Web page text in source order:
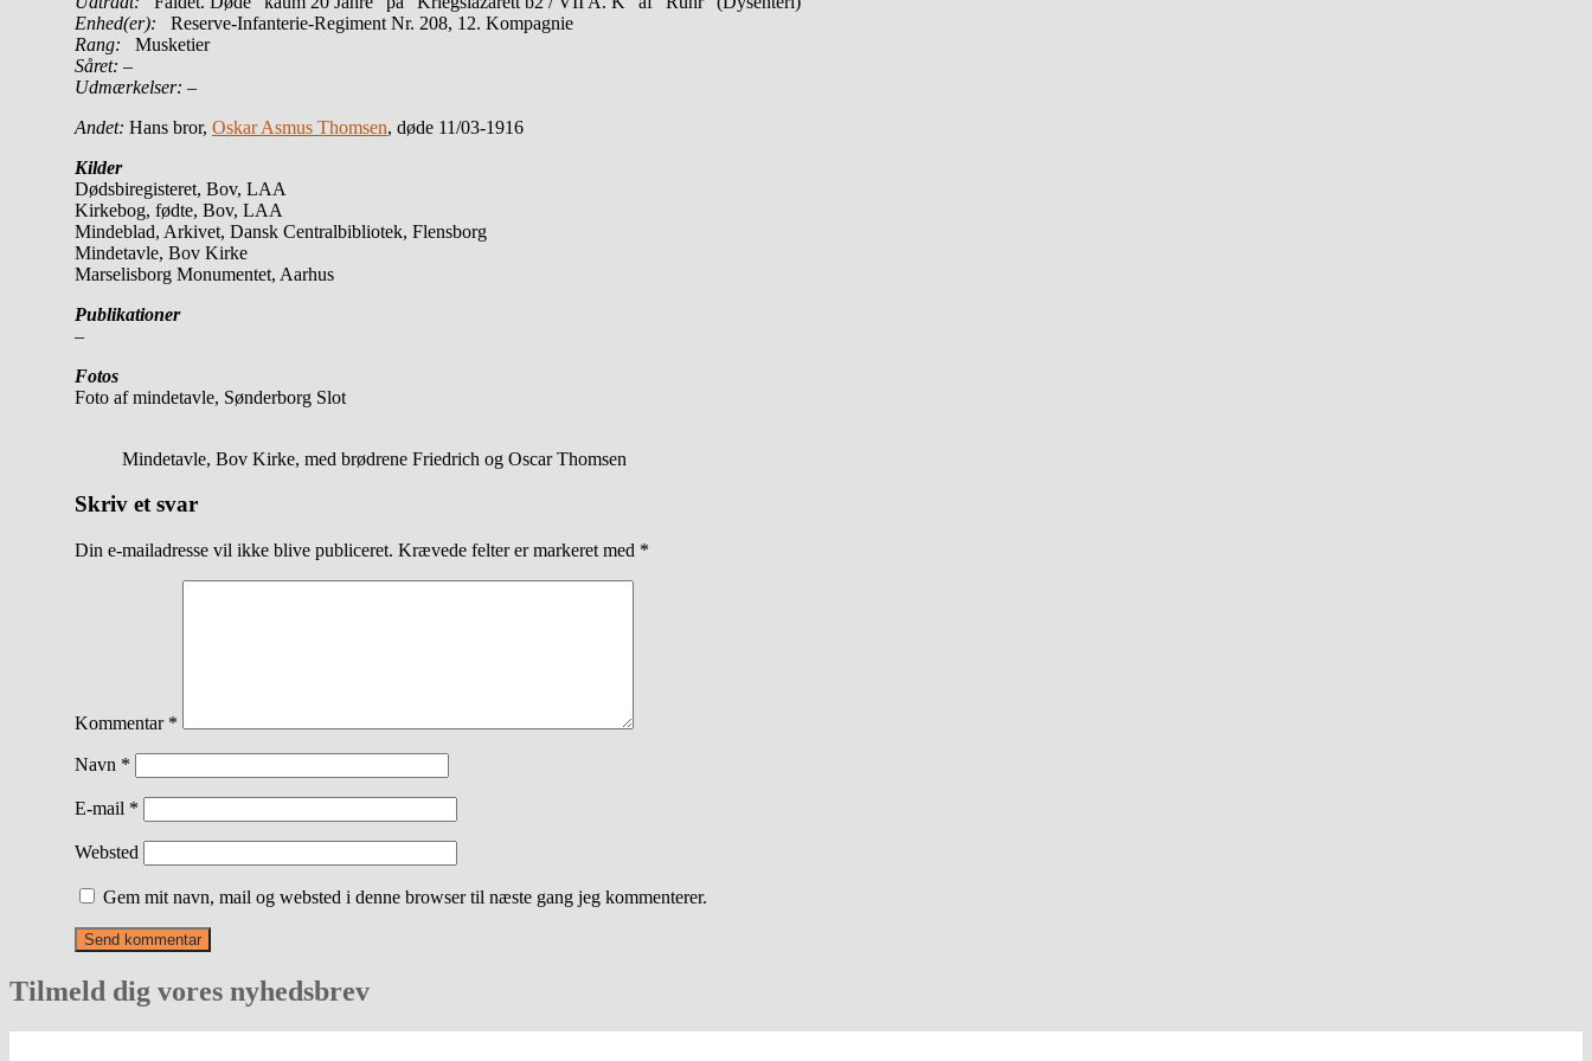
Enhed(er): Reserve-Infanterie-Regiment Nr. 208, 12. Kompagnie
Rang: Musketier
Såret: –
Udmærkelser: –
Andet: Hans bror, Oskar Asmus Thomsen, døde 11/03-1916
Kilder
Dødsbiregisteret, Bov, LAA
Kirkebog, fødte, Bov, LAA
Mindeblad, Arkivet, Dansk Centralbibliotek, Flensborg
Mindetavle, Bov Kirke
Marselisborg Monumentet, Aarhus
Publikationer
–
Fotos
Foto af mindetavle, Sønderborg Slot
Mindetavle, Bov Kirke, med brødrene Friedrich og Oscar Thomsen
Skriv et svar
Din e-mailadresse vil ikke blive publiceret. Krævede felter er markeret med *
Kommentar *
Navn *
E-mail *
Websted
Gem mit navn, mail og websted i denne browser til næste gang jeg kommenterer.
Tilmeld dig vores nyhedsbrev